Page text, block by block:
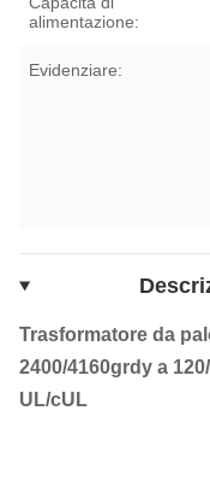
alimentazione:
Evidenziare:
Trasformatore da
2400/4160grdy a
UL/cUL